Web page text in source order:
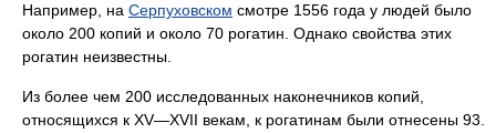
Например, на Серпуховском смотре 1556 года у людей было
около 200 копий и около 70 рогатин. Однако свойства этих
рогатин неизвестны.
Из более чем 200 исследованных наконечников копий,
относящихся к XV—XVII векам, к рогатинам были отнесены 93.